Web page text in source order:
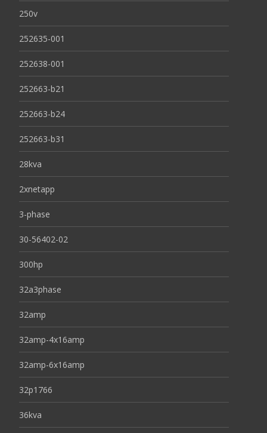
250v
252635-001
252638-001
252663-b21
252663-b24
252663-b31
28kva
2xnetapp
3-phase
30-56402-02
300hp
32a3phase
32amp
32amp-4x16amp
32amp-6x16amp
32p1766
36kva